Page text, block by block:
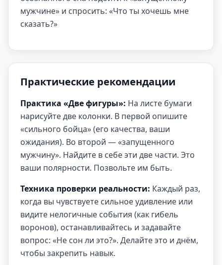
мужчине» и спросить: «Что ты хочешь мне
сказать?»
Практические рекомендации
Практика «Две фигуры»: На листе бумаги
нарисуйте две колонки. В первой опишите
«сильного бойца» (его качества, ваши
ожидания). Во второй — «запущенного
мужчину». Найдите в себе эти две части. Это
ваши полярности. Позвольте им быть.
Техника проверки реальности: Каждый раз,
когда вы чувствуете сильное удивление или
видите нелогичные события (как гибель
воронов), останавливайтесь и задавайте
вопрос: «Не сон ли это?». Делайте это и днём,
чтобы закрепить навык.